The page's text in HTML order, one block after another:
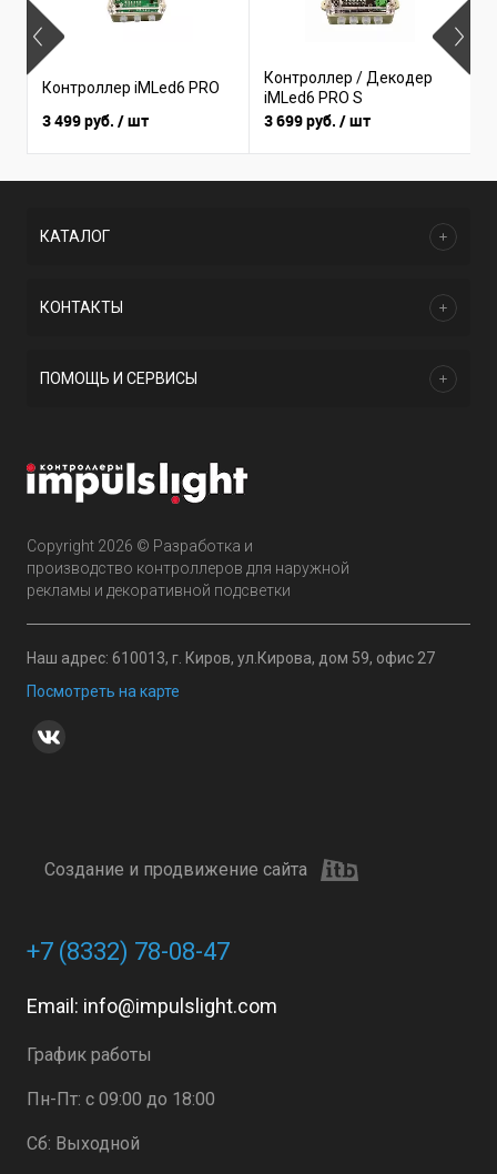
Контроллер iMLed6 PRO
3 499 руб. / шт
Контроллер / Декодер
iMLed6 PRO S
3 699 руб. / шт
Copyright 2026 © Разработка и
производство контроллеров для наружной
рекламы и декоративной подсветки
Наш адрес: 610013, г. Киров, ул.Кирова, дом 59, офис 27
Посмотреть на карте
Создание и продвижение сайта
КАТАЛОГ
КОНТАКТЫ
ПОМОЩЬ И СЕРВИСЫ
+7 (8332) 78-08-47
Email: info@impulslight.com
График работы
Пн-Пт: с 09:00 до 18:00
Сб: Выходной